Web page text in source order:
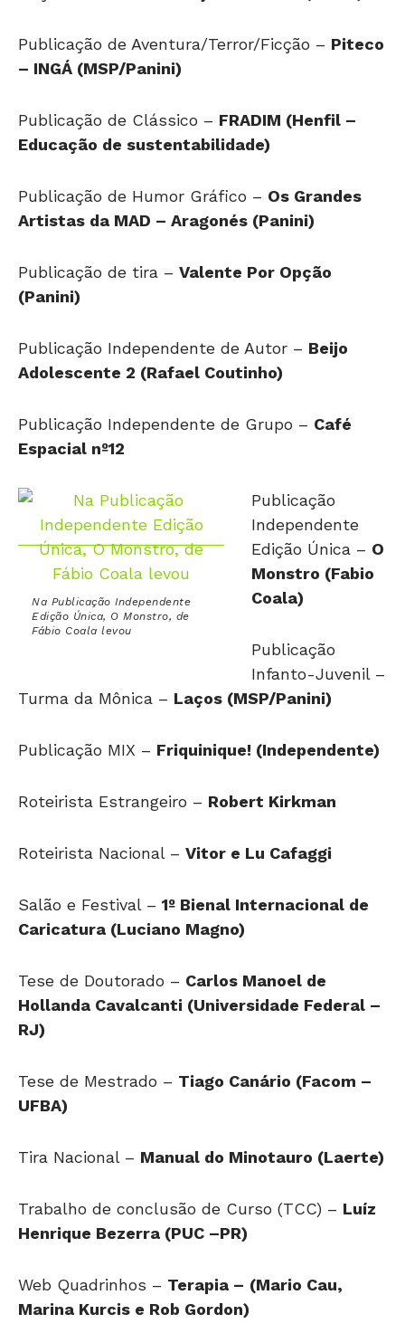
Publicação de Aventura/Terror/Ficção – Piteco
– INGÁ (MSP/Panini)
Publicação de Clássico – FRADIM (Henfil –
Educação de sustentabilidade)
Publicação de Humor Gráfico – Os Grandes
Artistas da MAD – Aragonés (Panini)
Publicação de tira – Valente Por Opção
(Panini)
Publicação Independente de Autor – Beijo
Adolescente 2 (Rafael Coutinho)
Publicação Independente de Grupo – Café
Espacial nº12
Na Publicação Independente
Edição Única, O Monstro, de
Fábio Coala levou
Publicação
Independente
Edição Única – O
Monstro (Fabio
Coala)
Publicação
Infanto-Juvenil –
Turma da Mônica – Laços (MSP/Panini)
Publicação MIX – Friquinique! (Independente)
Roteirista Estrangeiro – Robert Kirkman
Roteirista Nacional – Vitor e Lu Cafaggi
Salão e Festival – 1º Bienal Internacional de
Caricatura (Luciano Magno)
Tese de Doutorado – Carlos Manoel de
Hollanda Cavalcanti (Universidade Federal –
RJ)
Tese de Mestrado – Tiago Canário (Facom –
UFBA)
Tira Nacional – Manual do Minotauro (Laerte)
Trabalho de conclusão de Curso (TCC) – Luíz
Henrique Bezerra (PUC –PR)
Web Quadrinhos – Terapia – (Mario Cau,
Marina Kurcis e Rob Gordon)